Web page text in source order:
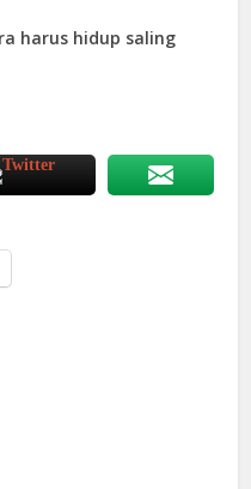
harus hidup saling